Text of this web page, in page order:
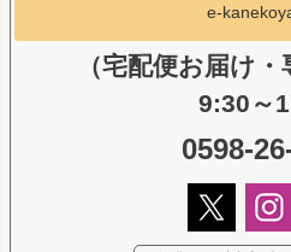
e-
（宅配便お届け・
9:30～
0598-